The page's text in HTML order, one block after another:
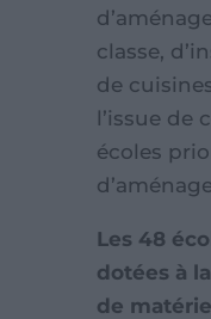
classe,
de
l’issue de
écoles
Les 48
dotées à
de